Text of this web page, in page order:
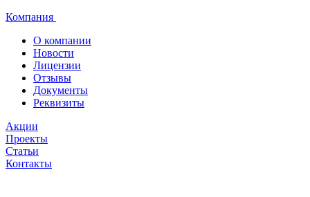
Компания
О компании
Новости
Лицензии
Отзывы
Документы
Реквизиты
Акции
Проекты
Статьи
Контакты